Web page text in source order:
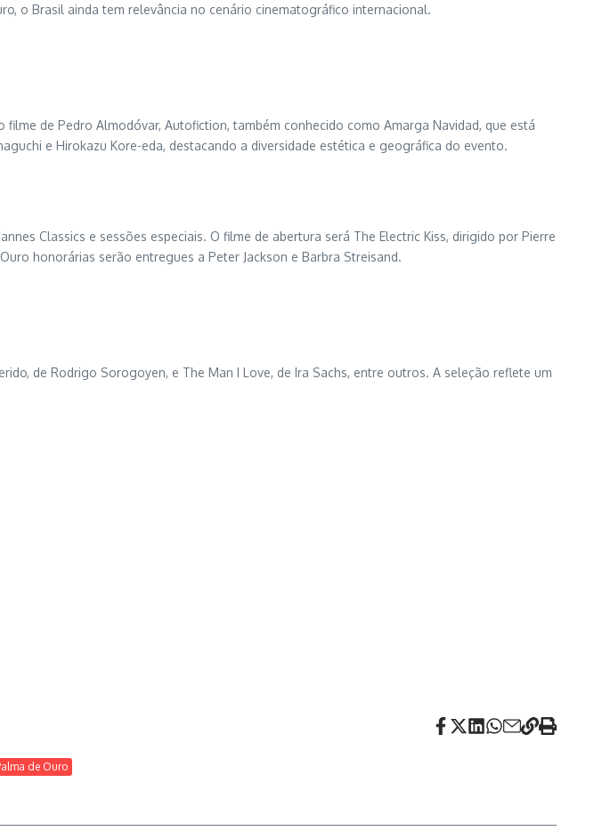
o Brasil ainda tem relevância no cenário cinematográfico internacional.
de Pedro Almodóvar, Autofiction, também conhecido como Amarga Navidad, que está
e Hirokazu Kore-eda, destacando a diversidade estética e geográfica do evento.
Classics e sessões especiais. O filme de abertura será The Electric Kiss, dirigido por Pierre
honorárias serão entregues a Peter Jackson e Barbra Streisand.
de Rodrigo Sorogoyen, e The Man I Love, de Ira Sachs, entre outros. A seleção reflete um
de Ouro